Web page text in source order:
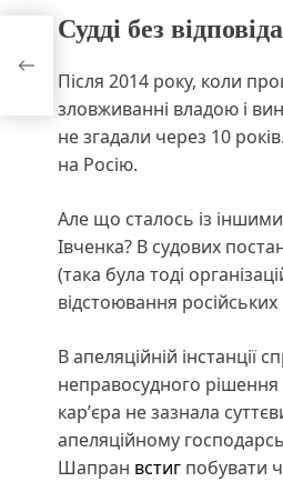
Судді без
Після 2014 року, коли
зловживанні владою і
не згадали через 10
на Росію.
Але що сталось із іншими
Івченка? В судових
(така була тоді
відстоювання
В апеляційній інстанції
неправосудного
карʼєра не зазнала
апеляційному
Шапран встиг побувати